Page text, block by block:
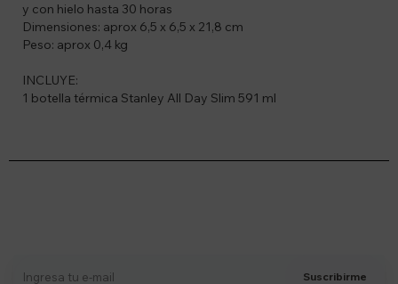
y con hielo hasta 30 horas
Dimensiones: aprox 6,5 x 6,5 x 21,8 cm
Peso: aprox 0,4 kg
INCLUYE:
1 botella térmica Stanley All Day Slim 591 ml
Suscribirme